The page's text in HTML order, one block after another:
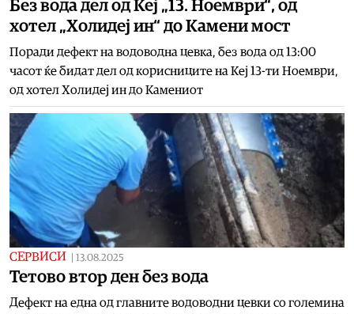
Без вода дел од Кеј „13. Ноември“, од
хотел „Холидеј ин“ до Камени мост
Поради дефект на водоводна цевка, без вода од 13:00
часот ќе бидат дел од корисниците на Кеј 13-ти Ноември,
од хотел Холидеј ин до Камениот
СЕРВИСИ 13.08.2025
Тетово втор ден без вода
Дефект на една од главните водоводни цевки со големина